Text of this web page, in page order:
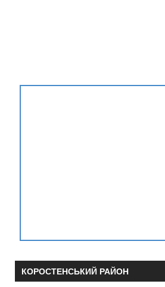
КОРОСТЕНСЬКИЙ РАЙОН